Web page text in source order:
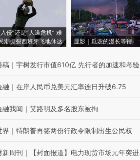
入侵”还是“人道危机” 难
潮撕裂西班牙飞地休达
显影｜瓜农的漫长等待
稿 ｜ 宇树发行市值610亿 先行者的加速和考验
融 ｜ 在岸人民币兑美元汇率连日升破6.75
融我闻 ｜ 艾路明及多名股东被拘
界 ｜ 特朗普再签两份行政令限制出生公民权
新周刊 ｜ 【封面报道】电力现货市场元年突进